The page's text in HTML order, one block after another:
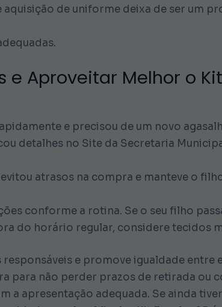
de uniforme deixa de ser um
Aproveitar Melhor o
e precisou de um novo
detalhes no Site da Secretaria
atrasos na compra e manteve o
conforme a rotina. Se o seu filho
do horário regular, considere tecidos
e promove igualdade entre
para não perder prazos de retirada ou
a apresentação adequada. Se ainda